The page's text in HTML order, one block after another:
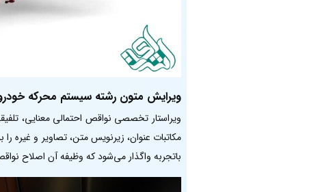
ویرایش متون رشته سیستم محرکه
ویراستار تخصصی نواقص احتمالی معنایی،
مکاتبات عنوان، زیرنویس متن، تصاویر و
باتجربه واگذار می‌شود که وظیفه آن اصلاح